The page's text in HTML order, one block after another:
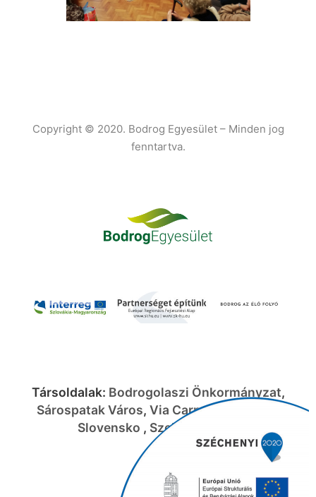
Copyright © 2020. Bodrog Egyesület – Minden jog
fenntartva.
Társoldalak: Bodrogolaszi Önkormányzat,
Sárospatak Város, Via Carpatia
Slovensko , Szelektalok.hu